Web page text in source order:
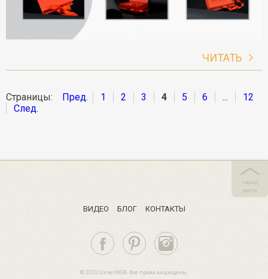
ЧИТАТЬ
Страницы: Пред. 1 2 3 4 5 6 ...
12
След.
НАЗАД
ВВЕРХ
ВИДЕО БЛОГ КОНТАКТЫ
© 2023 CooverWEB. Все права защищены.